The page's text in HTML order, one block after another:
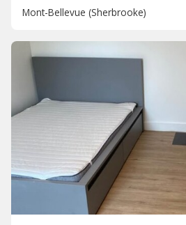
Mont-Bellevue (Sherbrooke)